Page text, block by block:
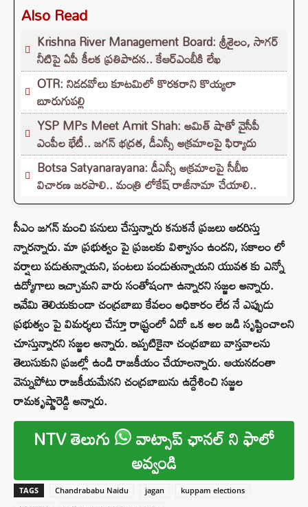
Also Read
Krishna River Management Board: శ్రీశైలం, సాగర్
నీటిపై ఏపీ కీలక ప్రతిపాదన.. కేఆర్ఎంబీకి లేఖ
OTR: నిడదవోలు కూటమిలో కొరకరాని కొయ్యలా
బూరుగుపల్లి
YSP MPs Meet Amit Shah: అమిత్ షాతో వైసీపీ
ఎంపీల భేటీ.. జగన్ భద్రత, డీఎస్సీ అక్రమాలపై ఫిర్యాదు
Botsa Satyanarayana: డీఎస్సీ అక్రమాలపై సీబీఐ
విచారణ జరపాలి.. మంత్రి లోకేష్ రాజీనామా చేయాలి..
సీఎం జగన్‌ మంచి పనులు చేస్తున్నారు కనుకనే ప్రజలు ఆదరిస్తు
న్నారన్నారు. మా ప్రభుత్వం పై ప్రజలకు విశ్వాసం ఉందని, సకాలం లో
వర్షాలు పడుతున్నాయని, పంటలు పండుతున్నాయని యువత కు ఎన్నో
ఉద్యోగాలు ఇచ్చామని వారు సంతోషంగా ఉన్నారని సజ్జల అన్నారు.
ఇవేమి తెలియకుండా చంద్రబాబు కేవలం అధికారం లేద నే ఎప్పుడు
ప్రభుత్వం పై విమర్శలు చేస్తూ రాష్ర్టంలో ఏదో ఒక అల జడి సృష్టించాలని
చూస్తున్నారని సజ్జల అన్నారు. ఇప్పటికైనా చంద్రబాబు వాస్తవాలను
తెలుసుకుని ప్రజల్లో ఉండి రాజకీయం చేయాలన్నారు. ఆయనదంతా
వెన్నుపోటు రాజకీయమేనని చంద్రబాబును ఉద్దేశించి సజ్జల
రామకృష్ణారెడ్డి అన్నారు.
NTV తెలుగు వాట్సాప్ ఛానల్ ని ఫాలో
అవ్వండి
TAGS Chandrababu Naidu jagan
kuppam elections